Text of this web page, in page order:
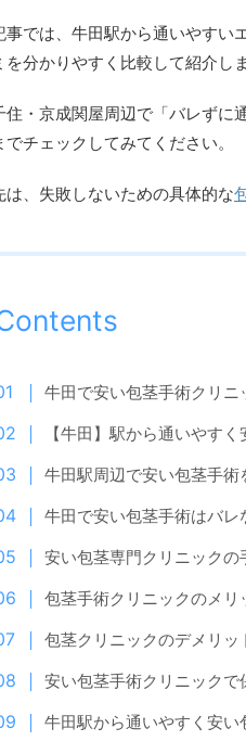
事では、牛田駅から通いやすい
分かりやすく比較して紹介しま
住・京成関屋周辺で「バレずに
チェックしてみてください。
は、失敗しないための具体的な
牛田で安い包茎手術クリニ
【牛田】駅から通いやす
牛田駅周辺で安い包茎手
牛田で安い包茎手術はバ
安い包茎専門クリニックの
包茎手術クリニックのメリ
包茎クリニックのデメリッ
安い包茎手術クリニックで
牛田駅から通いやすく安